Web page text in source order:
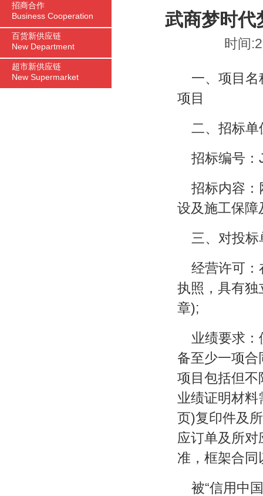
招商合作
Business Cooperation
百货新供应链
New Department
超市新供应链
New Supermarket
武商梦时代
时间
一、项目
项目
二、招标单
招标编号
招标内容：
设及施工保障
三、对投
经营许可：
执照，具有独
章);
业绩要求
备至少一项
项目包括但不
业绩证明材
页)复印件及
应订单及所
准，框架合同
被“信用中